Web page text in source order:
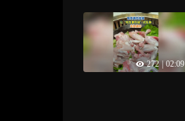
272 02:09